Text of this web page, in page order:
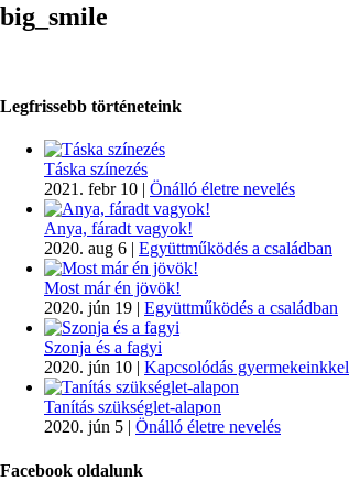
big_smile
Legfrissebb történeteink
Táska színezés
2021. febr 10 | Önálló életre nevelés
Anya, fáradt vagyok!
2020. aug 6 | Együttműködés a családban
Most már én jövök!
2020. jún 19 | Együttműködés a családban
Szonja és a fagyi
2020. jún 10 | Kapcsolódás gyermekeinkkel
Tanítás szükséglet-alapon
2020. jún 5 | Önálló életre nevelés
Facebook oldalunk